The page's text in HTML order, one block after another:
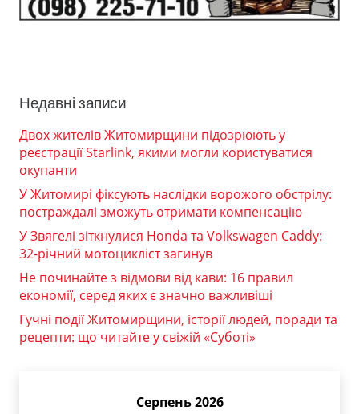
Недавні записи
Двох жителів Житомирщини підозрюють у
реєстрації Starlink, якими могли користуватися
окупанти
У Житомирі фіксують наслідки ворожого обстрілу:
постраждалі зможуть отримати компенсацію
У Звягелі зіткнулися Honda та Volkswagen Caddy:
32-річний мотоцикліст загинув
Не починайте з відмови від кави: 16 правил
економії, серед яких є значно важливіші
Гучні події Житомирщини, історії людей, поради та
рецепти: що читайте у свіжій «Суботі»
Серпень 2026